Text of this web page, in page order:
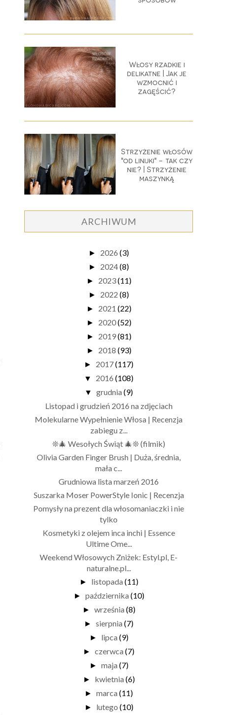
Włosy rzadkie i
delikatne | Jak je
wzmocnić i
zagęścić?
Strzyżenie włosów
"od linijki" - tak czy
nie? | Strzyżenie
maszynką
ARCHIWUM
► 2026 (3)
► 2024(8)
► 2023(11)
► 2022 (8)
► 2021 (22)
► 2020(52)
► 2019(81)
► 2018 (93)
► 2017(117)
▼ 2016 (108)
▼ grudnia (9)
Listopad i grudzień 2016 na zdjęciach
Molekularne Wypełnienie Włosa | Recenzja
zabiegu z...
❊🎄 Wesołych Świąt 🎄❊ (filmik)
Olivia Garden Finger Brush | Duża, średnia,
mała c...
Grudniowa lista marzeń 2016
Suszarka Moser PowerStyle Ionic | Recenzja
Pomysły na prezent dla włosomaniaczki i nie
tylko
Kosmetyki z olejem inca inchi | Essence
Ultime Ome...
Weekend Włosowych Zniżek: Estyl.pl, E-
naturalne.pl...
► listopada (11)
► października (10)
► września (8)
► sierpnia (7)
► lipca (9)
► czerwca (7)
► maja (7)
► kwietnia (6)
► marca (11)
► lutego (10)